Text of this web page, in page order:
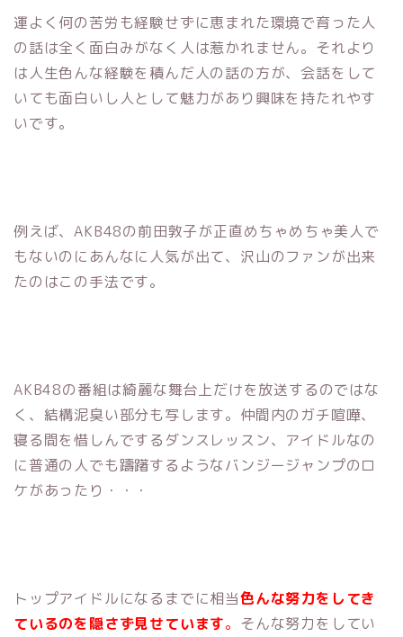
運よく何の苦労も経験せずに恵まれた環境で育った人
の話は全く面白みがなく人は惹かれません。それより
は人生色んな経験を積んだ人の話の方が、会話をして
いても面白いし人として魅力があり興味を持たれやす
いです。
例えば、AKB48の前田敦子が正直めちゃめちゃ美人で
もないのにあんなに人気が出て、沢山のファンが出来
たのはこの手法です。
AKB48の番組は綺麗な舞台上だけを放送するのではな
く、結構泥臭い部分も写します。仲間内のガチ喧嘩、
寝る間を惜しんでするダンスレッスン、アイドルなの
に普通の人でも躊躇するようなバンジージャンプのロ
ケがあったり・・・
トップアイドルになるまでに相当色んな努力をしてき
ているのを隠さず見せています。 そんな努力をしてい